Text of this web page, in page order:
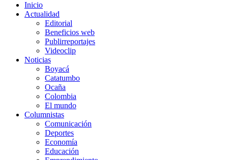
Inicio
Actualidad
Editorial
Beneficios web
Publirreportajes
Videoclip
Noticias
Boyacá
Catatumbo
Ocaña
Colombia
El mundo
Columnistas
Comunicación
Deportes
Economía
Educación